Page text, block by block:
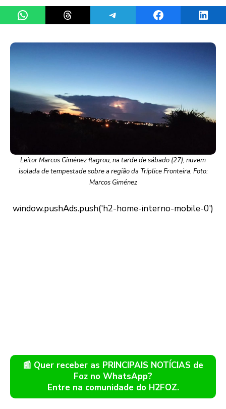
Share on WhatsAppShare on ThreadsShare on TelegramShare on Facebook
Leitor Marcos Giménez flagrou, na tarde de sábado (27), nuvem
isolada de tempestade sobre a região da Tríplice Fronteira. Foto:
Marcos Giménez
📰 Quer receber as PRINCIPAIS NOTÍCIAS de
Foz no WhatsApp?
Entre na comunidade do H2FOZ.